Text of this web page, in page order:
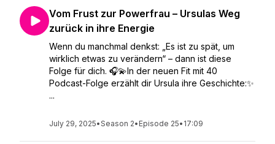
Vom Frust zur Powerfrau – Ursulas Weg
zurück in ihre Energie
Wenn du manchmal denkst: „Es ist zu spät, um
wirklich etwas zu verändern“ – dann ist diese
Folge für dich. 🎧💫In der neuen Fit mit 40
Podcast-Folge erzählt dir Ursula ihre Geschichte:✨
...
July 29, 2025•Season 2• Episode 25• 17:09